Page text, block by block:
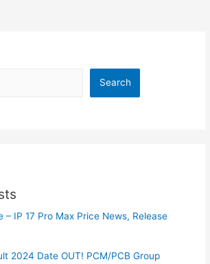
Search
– IP 17 Pro Max Price News, Release
2024 Date OUT! PCM/PCB Group